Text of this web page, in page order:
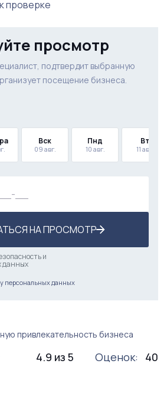
проверке
просмотр
подтвердит выбранную
посещение бизнеса.
Вск
09 авг.
Пнд
10 авг.
Вт
11 авг.
НА ПРОСМОТР
и
данных
персональных данных
привлекательность бизнеса
4.9 из 5 Оценок: 40